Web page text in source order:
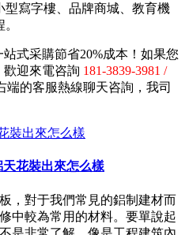
寫字樓、品牌商城、教育機
式采購節省20%成本！如果您
歡迎來電咨詢 181-3839-3981 /
端的客服熱線聊天咨詢，我司
花裝出來怎么樣
，對于我們常見的鋁制建材而
中較為常用的材料。要單說起